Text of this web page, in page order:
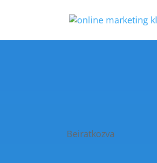
Beiratkozva